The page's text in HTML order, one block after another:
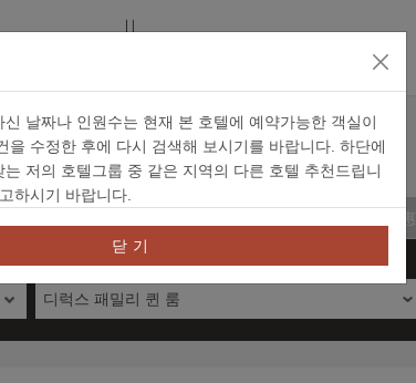
예약
信用卡優惠
필터
디럭스 패밀리 퀸 룸
신 날짜나 인원수는 현재 본 호텔에 예약가능한 객실이
을 수정한 후에 다시 검색해 보시기를 바랍니다. 하단에
는 저의 호텔그룹 중 같은 지역의 다른 호텔 추천드립니
하시기 바랍니다.
닫 기